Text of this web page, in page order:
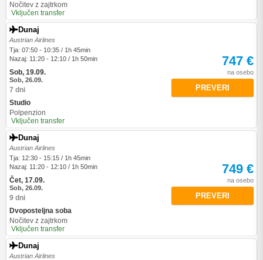
Nočitev z zajtrkom
Vključen transfer
Dunaj
Austrian Airlines
Tja: 07:50 - 10:35 / 1h 45min
Nazaj: 11:20 - 12:10 / 1h 50min
Sob, 19.09.
Sob, 26.09.
7 dni
Studio
Polpenzion
Vključen transfer
747 €
na osebo
PREVERI
Dunaj
Austrian Airlines
Tja: 12:30 - 15:15 / 1h 45min
Nazaj: 11:20 - 12:10 / 1h 50min
Čet, 17.09.
Sob, 26.09.
9 dni
Dvoposteljna soba
Nočitev z zajtrkom
Vključen transfer
749 €
na osebo
PREVERI
Dunaj
Austrian Airlines